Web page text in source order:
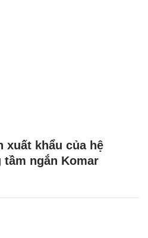
xuất khẩu của hệ
ngắn Komar